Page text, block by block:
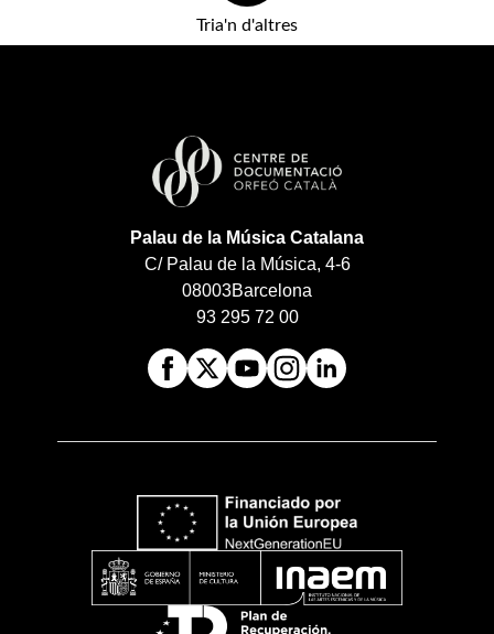
Tria'n d'altres
Palau de la Música Catalana
C/ Palau de la Música, 4-6
08003Barcelona
93 295 72 00